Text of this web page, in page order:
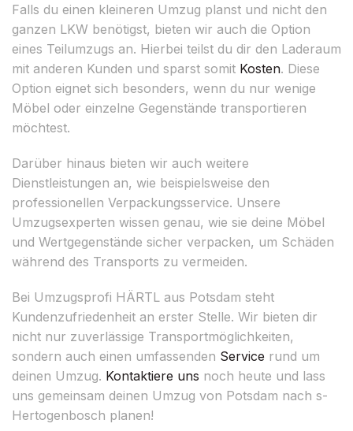
Falls du einen kleineren Umzug planst und nicht den
ganzen LKW benötigst, bieten wir auch die Option
eines Teilumzugs an. Hierbei teilst du dir den Laderaum
mit anderen Kunden und sparst somit Kosten. Diese
Option eignet sich besonders, wenn du nur wenige
Möbel oder einzelne Gegenstände transportieren
möchtest.
Darüber hinaus bieten wir auch weitere
Dienstleistungen an, wie beispielsweise den
professionellen Verpackungsservice. Unsere
Umzugsexperten wissen genau, wie sie deine Möbel
und Wertgegenstände sicher verpacken, um Schäden
während des Transports zu vermeiden.
Bei Umzugsprofi HÄRTL aus Potsdam steht
Kundenzufriedenheit an erster Stelle. Wir bieten dir
nicht nur zuverlässige Transportmöglichkeiten,
sondern auch einen umfassenden Service rund um
deinen Umzug. Kontaktiere uns noch heute und lass
uns gemeinsam deinen Umzug von Potsdam nach s-
Hertogenbosch planen!